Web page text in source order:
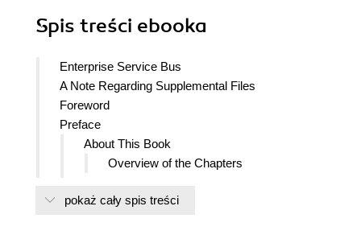
Spis treści ebooka
Enterprise Service Bus
A Note Regarding Supplemental Files
Foreword
Preface
About This Book
Overview of the Chapters
Patterns
pokaż cały spis treści